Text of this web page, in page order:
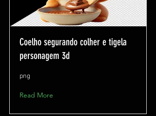
Coelho segurando colher e tigela
personagem 3d
png
Read More